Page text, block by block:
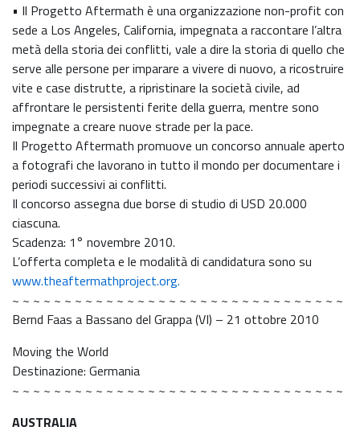
• Il Progetto Aftermath è una organizzazione non-profit con
sede a Los Angeles, California, impegnata a raccontare l’altra
metà della storia dei conflitti, vale a dire la storia di quello che
serve alle persone per imparare a vivere di nuovo, a ricostruire
vite e case distrutte, a ripristinare la società civile, ad
affrontare le persistenti ferite della guerra, mentre sono
impegnate a creare nuove strade per la pace.
Il Progetto Aftermath promuove un concorso annuale aperto
a fotografi che lavorano in tutto il mondo per documentare i
periodi successivi ai conflitti.
Il concorso assegna due borse di studio di USD 20.000
ciascuna.
Scadenza: 1° novembre 2010.
L’offerta completa e le modalità di candidatura sono su
www.theaftermathproject.org.
~ ~ ~ ~ ~ ~ ~ ~ ~ ~ ~ ~ ~ ~ ~ ~ ~ ~ ~ ~ ~ ~ ~ ~ ~ ~ ~ ~ ~ ~ ~ ~
Bernd Faas a Bassano del Grappa (VI) – 21 ottobre 2010
Moving the World
Destinazione: Germania
~ ~ ~ ~ ~ ~ ~ ~ ~ ~ ~ ~ ~ ~ ~ ~ ~ ~ ~ ~ ~ ~ ~ ~ ~ ~ ~ ~ ~ ~ ~ ~
AUSTRALIA